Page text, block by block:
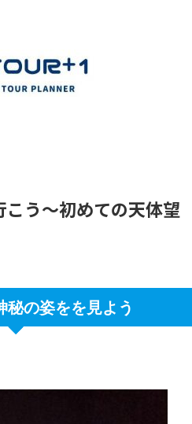
う～初めての天体望
秘の姿をを見よう